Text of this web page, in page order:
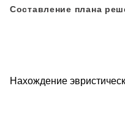
Составление плана
Нахождение